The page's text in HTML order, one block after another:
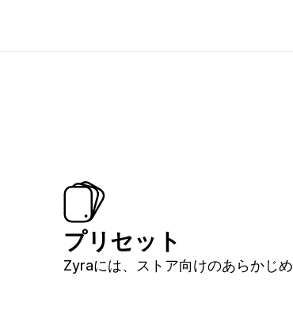
プリセット
Zyraには、ストア向けのあらかじ